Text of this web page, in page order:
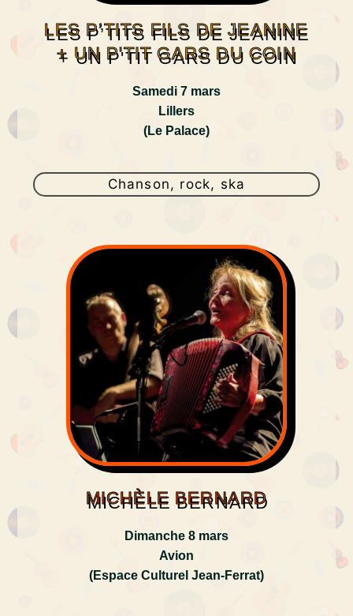
LES P’TITS FILS DE JEANINE
+ UN P'TIT GARS DU COIN
Samedi 7 mars
Lillers
(Le Palace)
Chanson, rock, ska
MICHÈLE BERNARD
Dimanche 8 mars
Avion
(Espace Culturel Jean-Ferrat)